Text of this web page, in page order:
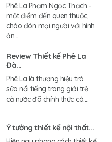
Phê La Phạm Ngọc Thạch -
một điểm đến quen thuộc,
chào đón mọi người với hình
ản....
Review Thiết kế Phê La
Đà...
Phê La là thương hiệu trà
sữa nổi tiếng trong giới trẻ
cả nước đã chính thức có....
Ý tưởng thiết kế nội thất...